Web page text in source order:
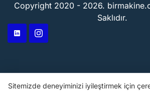
Copyright 2020 - 2026.
Saklıdır.
Sitemizde deneyiminizi iyileştirmek için